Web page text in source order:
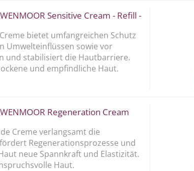
Sensitive Cream - Refill -
bietet umfangreichen Schutz
Umwelteinflüssen sowie vor
und stabilisiert die Hautbarriere.
und empfindliche Haut.
Regeneration Cream
Creme verlangsamt die
Regenerationsprozesse und
neue Spannkraft und Elastizität.
Haut.